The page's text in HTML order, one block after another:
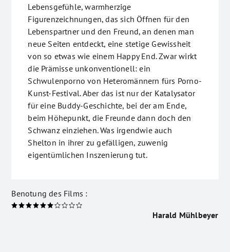
Lebensgefühle, warmherzige
Figurenzeichnungen, das sich Öffnen für den
Lebenspartner und den Freund, an denen man
neue Seiten entdeckt, eine stetige Gewissheit
von so etwas wie einem Happy End. Zwar wirkt
die Prämisse unkonventionell: ein
Schwulenporno von Heteromännern fürs Porno-
Kunst-Festival. Aber das ist nur der Katalysator
für eine Buddy-Geschichte, bei der am Ende,
beim Höhepunkt, die Freunde dann doch den
Schwanz einziehen. Was irgendwie auch
Shelton in ihrer zu gefälligen, zuwenig
eigentümlichen Inszenierung tut.
Benotung des Films :
Harald Mühlbeyer